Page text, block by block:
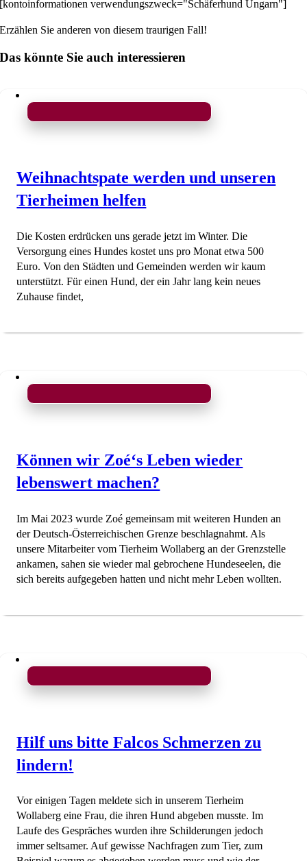
[kontoinformationen verwendungszweck="Schäferhund Ungarn"]
Erzählen Sie anderen von diesem traurigen Fall!
Das könnte Sie auch interessieren
Weihnachtspate werden und unseren
Tierheimen helfen
Die Kosten erdrücken uns gerade jetzt im Winter. Die
Versorgung eines Hundes kostet uns pro Monat etwa 500
Euro. Von den Städten und Gemeinden werden wir kaum
unterstützt. Für einen Hund, der ein Jahr lang kein neues
Zuhause findet,
Können wir Zoé‘s Leben wieder
lebenswert machen?
Im Mai 2023 wurde Zoé gemeinsam mit weiteren Hunden an
der Deutsch-Österreichischen Grenze beschlagnahmt. Als
unsere Mitarbeiter vom Tierheim Wollaberg an der Grenzstelle
ankamen, sahen sie wieder mal gebrochene Hundeseelen, die
sich bereits aufgegeben hatten und nicht mehr Leben wollten.
Hilf uns bitte Falcos Schmerzen zu
lindern!
Vor einigen Tagen meldete sich in unserem Tierheim
Wollaberg eine Frau, die ihren Hund abgeben musste. Im
Laufe des Gespräches wurden ihre Schilderungen jedoch
immer seltsamer. Auf gewisse Nachfragen zum Tier, zum